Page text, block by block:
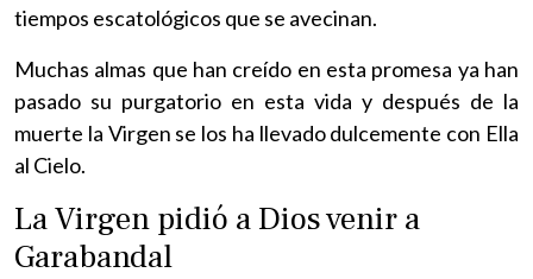
tiempos escatológicos que se avecinan.
Muchas almas que han creído en esta promesa ya han
pasado su purgatorio en esta vida y después de la
muerte la Virgen se los ha llevado dulcemente con Ella
al Cielo.
La Virgen pidió a Dios venir a
Garabandal